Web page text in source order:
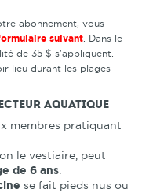
abonnement, vous
suivant . Dans le
de 35 $ s'appliquent.
lieu durant les plages
aquatique
membres pratiquant
le vestiaire, peut
de 6 ans
se fait pieds nus ou